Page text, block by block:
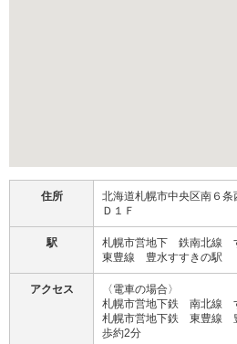
住所
北海道札幌市中央区南６
Ｄ１Ｆ
駅
札幌市営地下 鉄南北線
東豊線 豊水すすきの駅
アクセス
〈電車の場合〉
札幌市営地下鉄 南北線
札幌市営地下鉄 東豊線
歩約2分